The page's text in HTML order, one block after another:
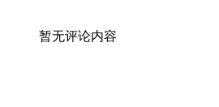
暂无评论内容